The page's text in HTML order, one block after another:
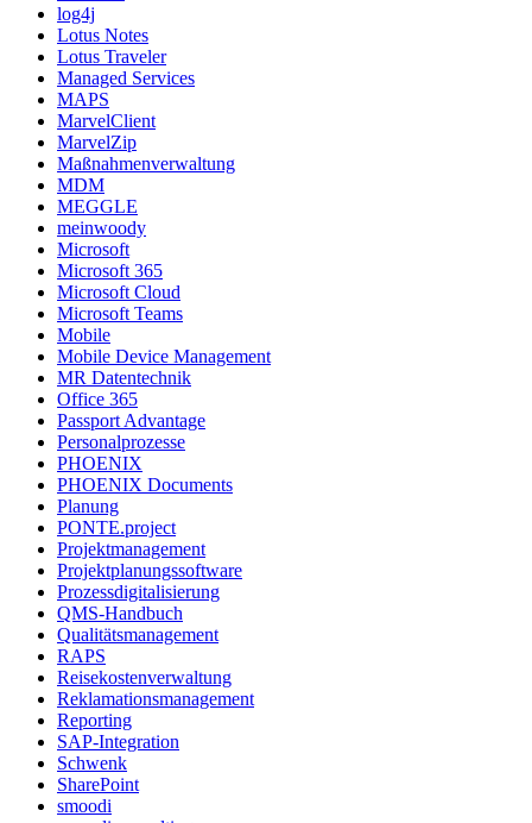
log4j
Lotus Notes
Lotus Traveler
Managed Services
MAPS
MarvelClient
MarvelZip
Maßnahmenverwaltung
MDM
MEGGLE
meinwoody
Microsoft
Microsoft 365
Microsoft Cloud
Microsoft Teams
Mobile
Mobile Device Management
MR Datentechnik
Office 365
Passport Advantage
Personalprozesse
PHOENIX
PHOENIX Documents
Planung
PONTE.project
Projektmanagement
Projektplanungssoftware
Prozessdigitalisierung
QMS-Handbuch
Qualitätsmanagement
RAPS
Reisekostenverwaltung
Reklamationsmanagement
Reporting
SAP-Integration
Schwenk
SharePoint
smoodi